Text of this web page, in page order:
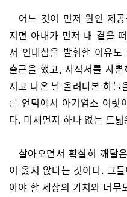
어느 것이 먼저 원인 제
지면 아내가 먼저 내 곁을
서 인내심을 발휘할 이유
출근을 했고, 사직서를 사
지고 나온 날 올려다본 하늘
른 언덕에서 아기염소 여럿
다. 미세먼지 하나 없는 드
살아오면서 확실히 깨달
이 옳지 않다는 것이다. 그
아야 할 세상의 가치와 너무